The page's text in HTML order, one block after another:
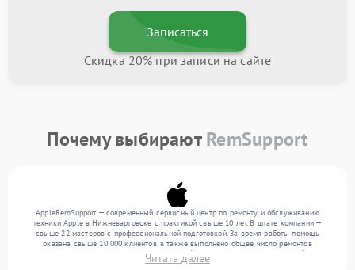
Записаться
Скидка 20% при записи на сайте
Почему выбираютRemSupport
AppleRemSupport — современный сервисный центр по ремонту и обслуживанию
техники Apple в Нижневартовске с практикой свыше 10 лет. В штате компании —
свыше 22 мастеров с профессиональной подготовкой. За время работы помощь
оказана свыше 10 000 клиентов, а также выполнено общее число ремонтов
превысило 12 000. Ежемесячно в сервисный центр поступает от 300 устройств,
включая , , . Мы работаем с широким спектром неисправностей и предлагаем
Читать далее